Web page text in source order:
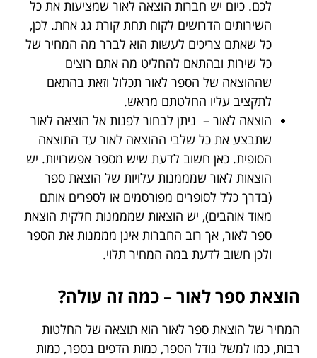
לכם. כיום יש חברות הוצאה לאור שמציעות את כל
השירותים הדרושים לקוח תחת קורת גג אחת. לכן,
כל שאתם צריכים לעשות הוא לברר מה המחיר של
כל שירות ובהתאם להחליט מה אתם רוצים
שההוצאה של הספר לאור תכלול וזאת בהתאם
לתקציב עליו החלטתם מראש.
הוצאה לאור – ניתן לבחור לפנות אל הוצאה לאור
שתבצע את כל שלבי ההוצאה לאור עד התוצאה
הסופית. כאן חשוב לדעת שיש מספר אפשרויות. יש
הוצאות לאור שמממנות עלויות של הוצאת ספר
(בדרך כלל לסופרים מפורסמים או לספרים אותם
מאוד אוהבים), יש הוצאות שמממנות חלקית הוצאת
ספר לאור, אך רוב החברות אינן מממנות את הספר
ולכן חשוב לדעת במה המחיר תלוי.
הוצאת ספר לאור – כמה זה עולה?
המחיר של הוצאת ספר לאור הוא תוצאה של החלטות
רבות, כמו למשל גודל הספר, כמות הדפים בספר, כמות